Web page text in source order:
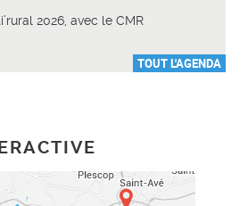
2026, avec le CMR
TOUT L'AGENDA